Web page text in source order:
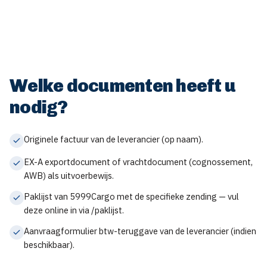
Welke documenten heeft u
nodig?
Originele factuur van de leverancier (op naam).
EX-A exportdocument of vrachtdocument (cognossement,
AWB) als uitvoerbewijs.
Paklijst van 5999Cargo met de specifieke zending — vul
deze online in via /paklijst.
Aanvraagformulier btw-teruggave van de leverancier (indien
beschikbaar).